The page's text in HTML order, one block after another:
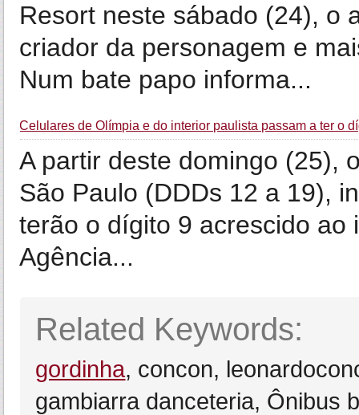
Resort neste sábado (24), o
criador da personagem e
Num bate papo informa...
Celulares de Olímpia e do interior paulista passam a ter o
A partir deste domingo (25),
São Paulo (DDDs 12 a 19),
terão o dígito 9 acrescido
Agência...
Related Keywords:
gordinha, concon,
gambiarra danceteria, Ônibus